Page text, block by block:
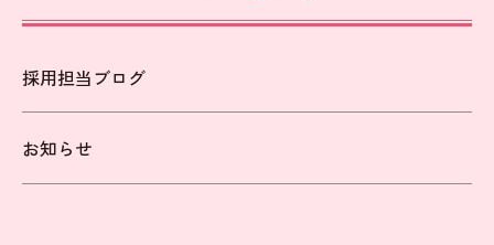
採用担当ブログ
お知らせ